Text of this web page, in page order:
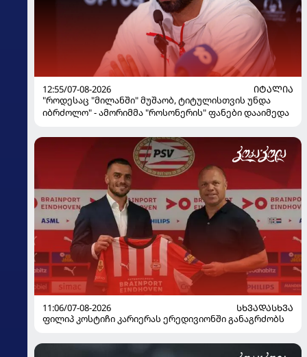
12:55/07-08-2026
ᲘᲢᲐᲚᲘᲐ
"როდესაც "მილანში" მუშაობ, ტიტულისთვის უნდა
იბრძოლო" - ამორიმმა "როსონერის" ფანები დააიმედა
11:06/07-08-2026
ᲡᲮᲕᲐᲓᲐᲡᲮᲕᲐ
ფილიპ კოსტიჩი კარიერას ერედივიონში განაგრძობს